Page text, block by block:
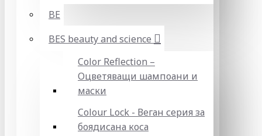
BE
BES beauty and science
Color Reflection –
Оцветяващи шампоани и
маски
Colour Lock - Веган серия за
боядисана коса